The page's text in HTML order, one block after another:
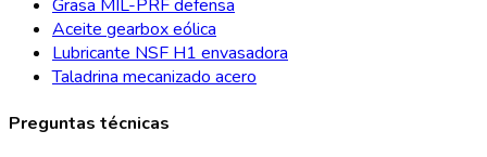
Grasa MIL-PRF defensa
Aceite gearbox eólica
Lubricante NSF H1 envasadora
Taladrina mecanizado acero
Preguntas técnicas